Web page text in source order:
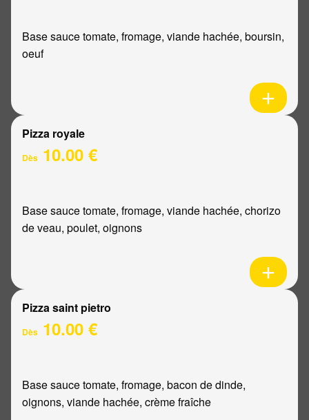
Base sauce tomate, fromage, viande hachée, boursin,
oeuf
Pizza royale
Dès 10.00 €
Base sauce tomate, fromage, viande hachée, chorizo
de veau, poulet, oignons
Pizza saint pietro
Dès 10.00 €
Base sauce tomate, fromage, bacon de dinde,
oignons, viande hachée, crème fraîche